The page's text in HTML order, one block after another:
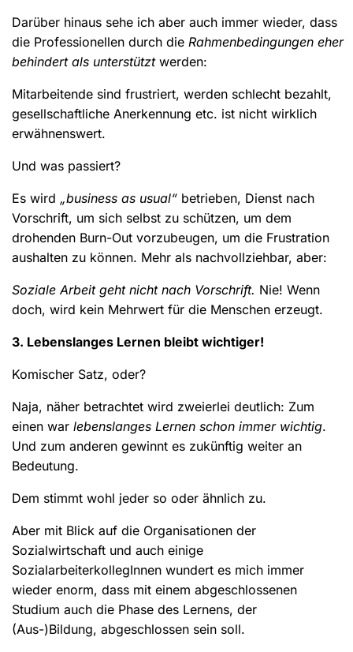
Darüber hinaus sehe ich aber auch immer wieder, dass
die Professionellen durch die Rahmenbedingungen eher
behindert als unterstütztwerden:
Mitarbeitende sind frustriert, werden schlecht bezahlt,
gesellschaftliche Anerkennung etc. ist nicht wirklich
erwähnenswert.
Und was passiert?
Es wird „business as usual“ betrieben, Dienst nach
Vorschrift, um sich selbst zu schützen, um dem
drohenden Burn-Out vorzubeugen, um die Frustration
aushalten zu können. Mehr als nachvollziehbar, aber:
Soziale Arbeit geht nicht nach Vorschrift. Nie! Wenn
doch, wird kein Mehrwert für die Menschen erzeugt.
3. Lebenslanges Lernen bleibt wichtiger!
Komischer Satz, oder?
Naja, näher betrachtet wird zweierlei deutlich: Zum
einen war lebenslanges Lernen schon immer wichtig.
Und zum anderen gewinnt es zukünftig weiter an
Bedeutung.
Dem stimmt wohl jeder so oder ähnlich zu.
Aber mit Blick auf die Organisationen der
Sozialwirtschaft und auch einige
SozialarbeiterkollegInnen wundert es mich immer
wieder enorm, dass mit einem abgeschlossenen
Studium auch die Phase des Lernens, der
(Aus-)Bildung, abgeschlossen sein soll.